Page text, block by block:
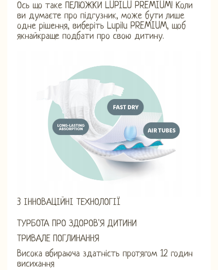
Ось що таке ПЕЛЮЖКИ LUPILU PREMIUM! Коли
ви думаєте про підгузник, може бути лише
одне рішення, виберіть Lupilu PREMIUM, щоб
якнайкраще подбати про свою дитину.
3 ІННОВАЦІЙНІ ТЕХНОЛОГІЇ
ТУРБОТА ПРО ЗДОРОВ'Я ДИТИНИ
ТРИВАЛЕ ПОГЛИНАННЯ
Висока вбираюча здатність протягом 12 годин
висихання